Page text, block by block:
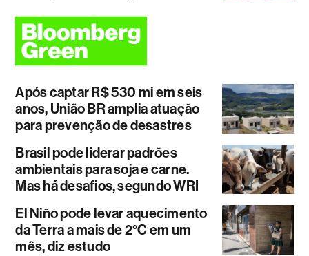
Após captar R$ 530 mi em seis
anos, União BR amplia atuação
para prevenção de desastres
Brasil pode liderar padrões
ambientais para soja e carne.
Mas há desafios, segundo WRI
El Niño pode levar aquecimento
da Terra a mais de 2°C em um
mês, diz estudo